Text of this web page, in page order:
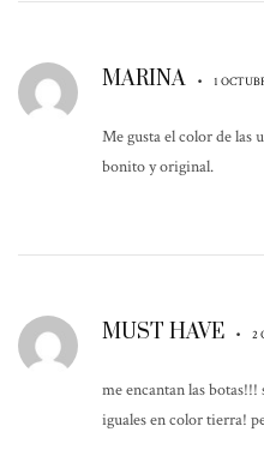
MARINA • 1
Me gusta el color de las
bonito y original.
MUST HAVE • 2
me encantan las
iguales en color tierra!